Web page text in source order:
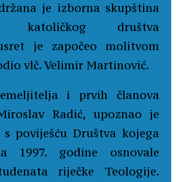
je izborna skupština
katoličkog društva
je započeo molitvom
vlč. Velimir Martinović.
i prvih članova
Radić, upoznao je
s poviješću Društva kojega
1997. godine osnovale
riječke Teologije.